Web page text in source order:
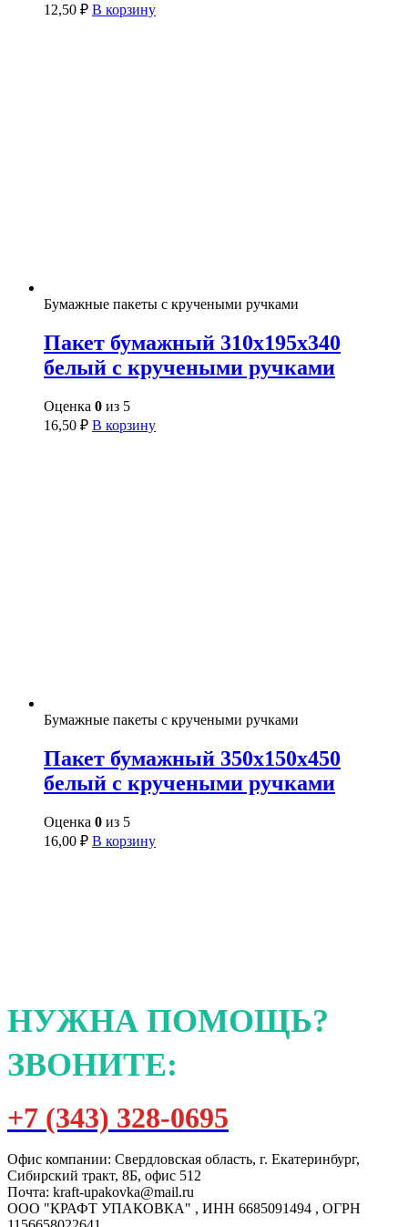
12,50 ₽ В корзину
Бумажные пакеты с кручеными ручками
Пакет бумажный 310х195х340
белый с кручеными ручками
Оценка 0 из 5
16,50 ₽ В корзину
Бумажные пакеты с кручеными ручками
Пакет бумажный 350х150х450
белый с кручеными ручками
Оценка 0 из 5
16,00 ₽ В корзину
НУЖНА ПОМОЩЬ?
ЗВОНИТЕ:
+7 (343) 328-0695
Офис компании: Свердловская область, г. Екатеринбург,
Сибирский тракт, 8Б, офис 512
Почта: kraft-upakovka@mail.ru
ООО "КРАФТ УПАКОВКА" , ИНН 6685091494 , ОГРН